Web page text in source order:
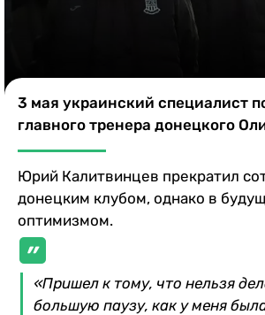
3 мая украинский специалист
главного тренера донецкого
Юрий Калитвинцев прекратил
донецким клубом, однако в
оптимизмом.
«Пришел к тому, что нельзя
большую паузу, как у меня